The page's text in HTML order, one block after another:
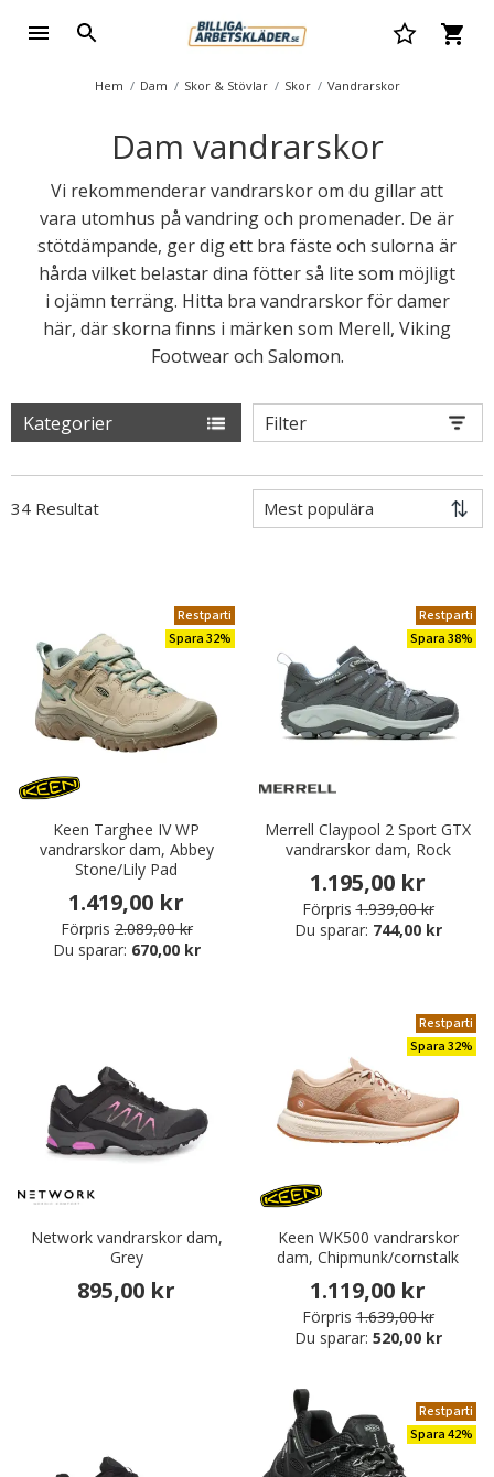
Hem Dam Skor & Stövlar Skor Vandrarskor
Dam vandrarskor
Vi rekommenderar vandrarskor om du gillar att
vara utomhus på vandring och promenader. De är
stötdämpande, ger dig ett bra fäste och sulorna är
hårda vilket belastar dina fötter så lite som möjligt
i ojämn terräng. Hitta bra vandrarskor för damer
här, där skorna finns i märken som Merell, Viking
Footwear och Salomon.
Kategorier Filter
34 Resultat
Restparti
Spara 32%
Keen Targhee IV WP
vandrarskor dam, Abbey
Stone/Lily Pad
1.419,00 kr
Förpris 2.089,00 kr
Du sparar: 670,00 kr
Restparti
Spara 38%
Merrell Claypool 2 Sport GTX
vandrarskor dam, Rock
1.195,00 kr
Förpris 1.939,00 kr
Du sparar: 744,00 kr
Network vandrarskor dam,
Grey
895,00 kr
Restparti
Spara 32%
Keen WK500 vandrarskor
dam, Chipmunk/cornstalk
1.119,00 kr
Förpris 1.639,00 kr
Du sparar: 520,00 kr
Restparti
Spara 42%